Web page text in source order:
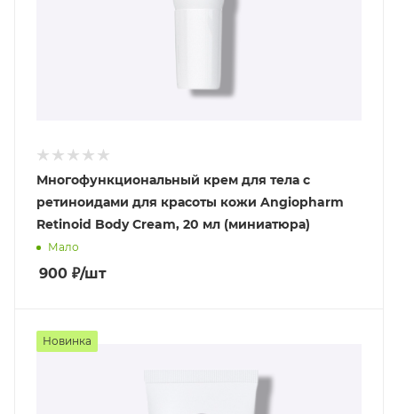
Многофункциональный крем для тела с
ретиноидами для красоты кожи Angiopharm
Retinoid Body Cream, 20 мл (миниатюра)
Мало
900 ₽/шт
Новинка